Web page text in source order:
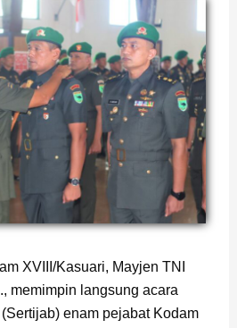
XVIII/Kasuari, Mayjen TNI
memimpin langsung acara
enam pejabat Kodam